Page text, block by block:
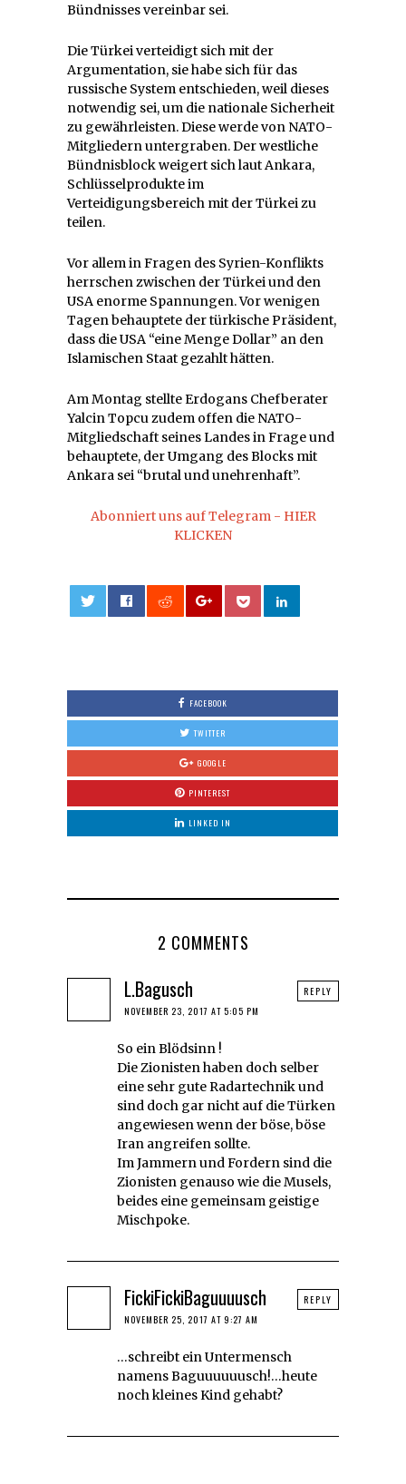
Bündnisses vereinbar sei.
Die Türkei verteidigt sich mit der
Argumentation, sie habe sich für das
russische System entschieden, weil dieses
notwendig sei, um die nationale Sicherheit
zu gewährleisten. Diese werde von NATO-
Mitgliedern untergraben. Der westliche
Bündnisblock weigert sich laut Ankara,
Schlüsselprodukte im
Verteidigungsbereich mit der Türkei zu
teilen.
Vor allem in Fragen des Syrien-Konflikts
herrschen zwischen der Türkei und den
USA enorme Spannungen. Vor wenigen
Tagen behauptete der türkische Präsident,
dass die USA “eine Menge Dollar” an den
Islamischen Staat gezahlt hätten.
Am Montag stellte Erdogans Chefberater
Yalcin Topcu zudem offen die NATO-
Mitgliedschaft seines Landes in Frage und
behauptete, der Umgang des Blocks mit
Ankara sei “brutal und unehrenhaft”.
Abonniert uns auf Telegram - HIER
KLICKEN
FACEBOOK
TWITTER
GOOGLE
PINTEREST
LINKED IN
2 COMMENTS
L.Bagusch
NOVEMBER 23, 2017 AT 5:05 PM
So ein Blödsinn !
Die Zionisten haben doch selber
eine sehr gute Radartechnik und
sind doch gar nicht auf die Türken
angewiesen wenn der böse, böse
Iran angreifen sollte.
Im Jammern und Fordern sind die
Zionisten genauso wie die Musels,
beides eine gemeinsam geistige
Mischpoke.
REPLY
FickiFickiBaguuuusch
NOVEMBER 25, 2017 AT 9:27 AM
…schreibt ein Untermensch
namens Baguuuuuusch!…heute
noch kleines Kind gehabt?
REPLY